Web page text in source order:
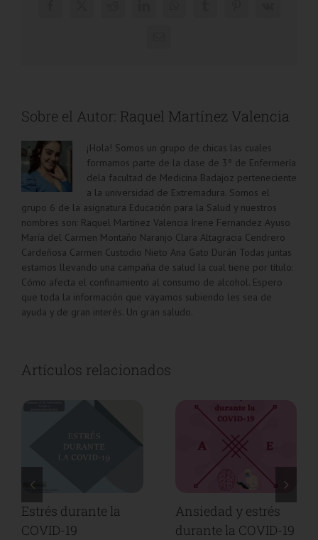
Sobre el Autor: Raquel Martínez Valencia
¡Hola! Somos un grupo de chicas las cuales
formamos parte de la clase de 3º de Enfermería
dela facultad de Medicina Badajoz perteneciente
a la universidad de Extremadura. Somos el
grupo 6 de la asignatura Educación para la Salud y nuestros
nombres son: Raquel Martínez Valencia Irene Fernandez Ayuso
María del Carmen Montaño Naranjo Clara Altagracia Cendrero
Cardeñosa Carmen Custodio Nieto Ana Gato Durán Todas juntas
estamos llevando una campaña de salud la cual tiene por título:
Cómo afecta el confinamiento al consumo de alcohol. Espero
que toda la información que vayamos subiendo les sea de
ayuda y de gran interés. Un gran saludo.
Artículos relacionados
Vídeo sobre la
sintomatología de la
Estrés durante la
COVID-19